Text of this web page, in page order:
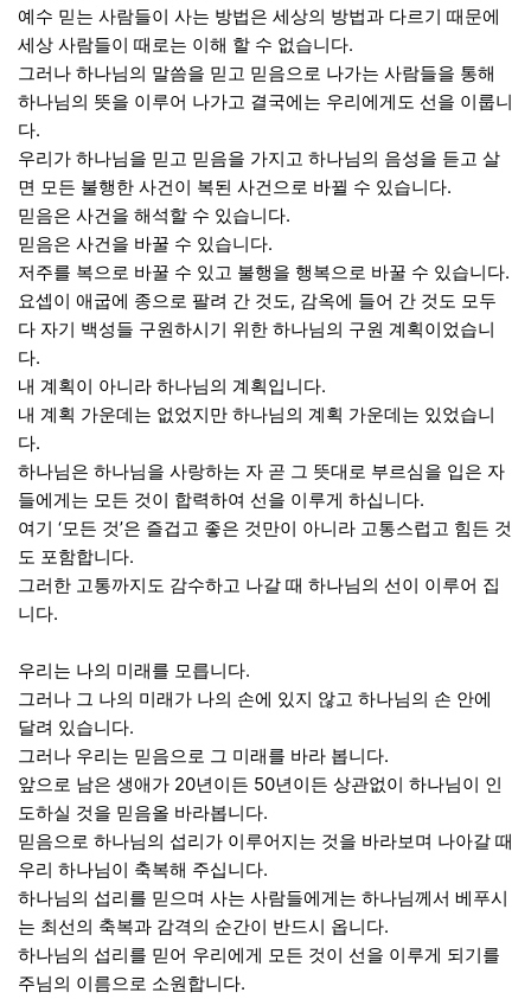
예수 믿는 사람들이 사는 방법은 세상의 방법과 다르기 때문에
세상 사람들이 때로는 이해 할 수 없습니다.
그러나 하나님의 말씀을 믿고 믿음으로 나가는 사람들을 통해
하나님의 뜻을 이루어 나가고 결국에는 우리에게도 선을 이룹니
다.
우리가 하나님을 믿고 믿음을 가지고 하나님의 음성을 듣고 살
면 모든 불행한 사건이 복된 사건으로 바뀔 수 있습니다.
믿음은 사건을 해석할 수 있습니다.
믿음은 사건을 바꿀 수 있습니다.
저주를 복으로 바꿀 수 있고 불행을 행복으로 바꿀 수 있습니다.
요셉이 애굽에 종으로 팔려 간 것도, 감옥에 들어 간 것도 모두
다 자기 백성들 구원하시기 위한 하나님의 구원 계획이었습니
다.
내 계획이 아니라 하나님의 계획입니다.
내 계획 가운데는 없었지만 하나님의 계획 가운데는 있었습니
다.
하나님은 하나님을 사랑하는 자 곧 그 뜻대로 부르심을 입은 자
들에게는 모든 것이 합력하여 선을 이루게 하십니다.
여기 ‘모든 것’은 즐겁고 좋은 것만이 아니라 고통스럽고 힘든 것
도 포함합니다.
그러한 고통까지도 감수하고 나갈 때 하나님의 선이 이루어 집
니다.
우리는 나의 미래를 모릅니다.
그러나 그 나의 미래가 나의 손에 있지 않고 하나님의 손 안에
달려 있습니다.
그러나 우리는 믿음으로 그 미래를 바라 봅니다.
앞으로 남은 생애가 20년이든 50년이든 상관없이 하나님이 인
도하실 것을 믿음올 바라봅니다.
믿음으로 하나님의 섭리가 이루어지는 것을 바라보며 나아갈 때
우리 하나님이 축복해 주십니다.
하나님의 섭리를 믿으며 사는 사람들에게는 하나님께서 베푸시
는 최선의 축복과 감격의 순간이 반드시 옵니다.
하나님의 섭리를 믿어 우리에게 모든 것이 선을 이루게 되기를
주님의 이름으로 소원합니다.